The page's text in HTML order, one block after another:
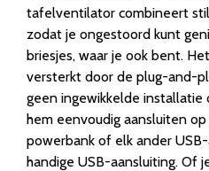
tafelventilator combineert
zodat je ongestoord kunt
briesjes, waar je ook bent.
versterkt door de plug-and-
geen ingewikkelde installatie
hem eenvoudig aansluiten
powerbank of elk ander
handige USB-aansluiting. Of